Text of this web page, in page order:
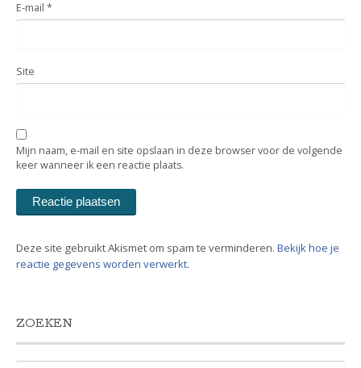
E-mail *
Site
Mijn naam, e-mail en site opslaan in deze browser voor de volgende
keer wanneer ik een reactie plaats.
Deze site gebruikt Akismet om spam te verminderen. Bekijk hoe je
reactie gegevens worden verwerkt.
ZOEKEN